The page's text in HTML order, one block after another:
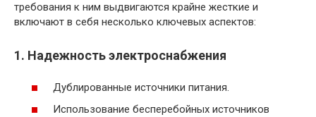
требования к ним выдвигаются крайне жесткие и
включают в себя несколько ключевых аспектов:
1. Надежность электроснабжения
Дублированные источники питания.
Использование бесперебойных источников